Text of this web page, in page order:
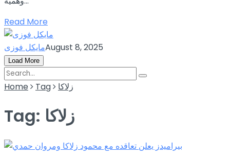
Read More
مايكل فوزىAugust 8, 2025
Load More
Home Tag زلاكا
Tag: زلاكا